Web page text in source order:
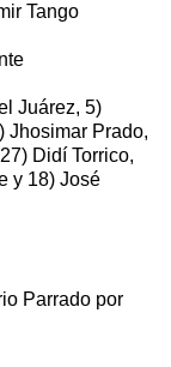
Tango
Juárez, 5)
Jhosimar Prado,
Didí Torrico,
y 18) José
Parrado por